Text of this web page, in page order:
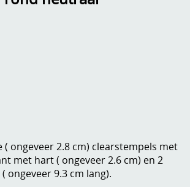
( ongeveer 2.8 cm) clearstempels met
met hart ( ongeveer 2.6 cm) en 2
ongeveer 9.3 cm lang).